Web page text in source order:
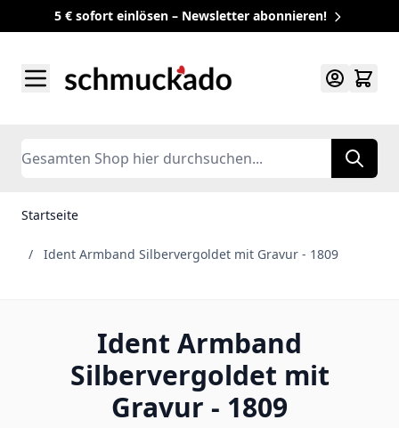
5 € sofort einlösen – Newsletter abonnieren!
Search
Startseite
/ Ident Armband Silbervergoldet mit Gravur - 1809
Ident Armband
Silbervergoldet mit
Gravur - 1809